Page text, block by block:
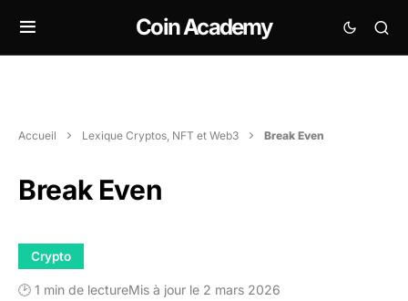
Coin Academy
Accueil Lexique Cryptos, NFT et Web3 Break Even
Break Even
Crypto
🕑 1 min de lectureMis à jour le 2 mars 2026